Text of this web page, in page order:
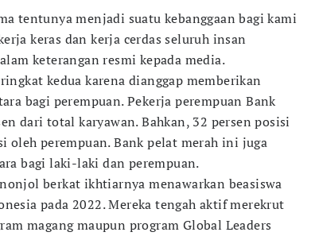
tentunya menjadi suatu kebanggaan bagi kami
keras dan kerja cerdas seluruh insan
keterangan resmi kepada media.
kedua karena dianggap memberikan
bagi perempuan. Pekerja perempuan Bank
dari total karyawan. Bahkan, 32 persen posisi
oleh perempuan. Bank pelat merah ini juga
bagi laki-laki dan perempuan.
berkat ikhtiarnya menawarkan beasiswa
pada 2022. Mereka tengah aktif merekrut
magang maupun program Global Leaders